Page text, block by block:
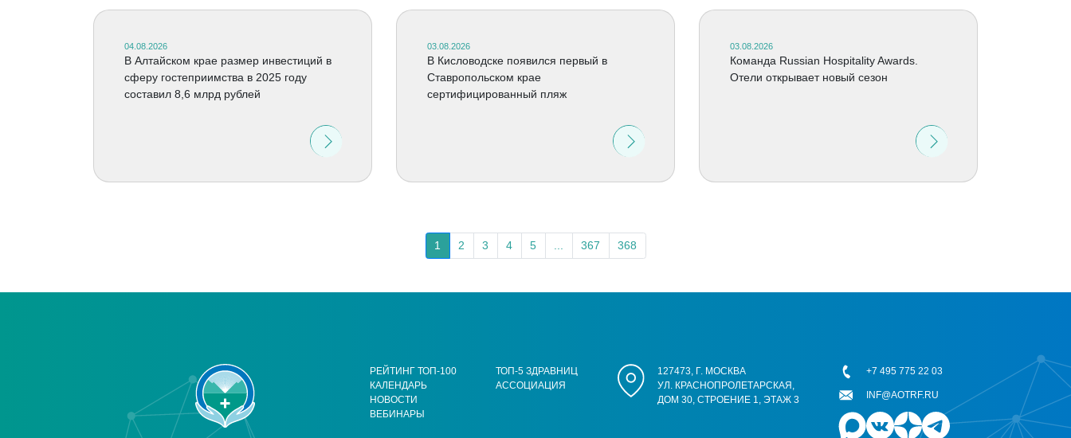
04.08.2026
В Алтайском крае размер инвестиций в
сферу гостеприимства в 2025 году
составил 8,6 млрд рублей
03.08.2026
В Кисловодске появился первый в
Ставропольском крае
сертифицированный пляж
03.08.2026
Команда Russian Hospitality Awards.
Отели открывает новый сезон
1 2 3 4 5 367 368
РЕЙТИНГ ТОП-100
КАЛЕНДАРЬ
НОВОСТИ
ВЕБИНАРЫ
ТОП-5 ЗДРАВНИЦ
АССОЦИАЦИЯ
127473, Г. МОСКВА
УЛ. КРАСНОПРОЛЕТАРСКАЯ,
ДОМ 30, СТРОЕНИЕ 1, ЭТАЖ 3
+7 495 775 22 03
INF@AOTRF.RU